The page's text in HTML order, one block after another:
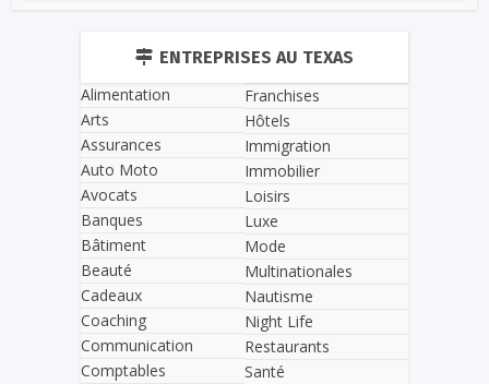
ENTREPRISES AU TEXAS
Alimentation
Arts
Assurances
Auto Moto
Avocats
Banques
Bâtiment
Beauté
Cadeaux
Coaching
Communication
Comptables
Franchises
Hôtels
Immigration
Immobilier
Loisirs
Luxe
Mode
Multinationales
Nautisme
Night Life
Restaurants
Santé